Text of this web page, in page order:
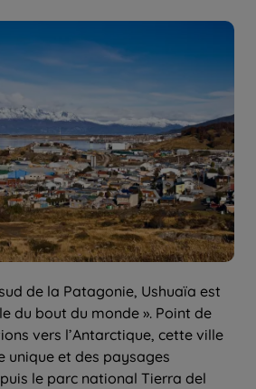
de la Patagonie, Ushuaïa est
du bout du monde ». Point de
vers l’Antarctique, cette ville
unique et des paysages
le parc national Tierra del